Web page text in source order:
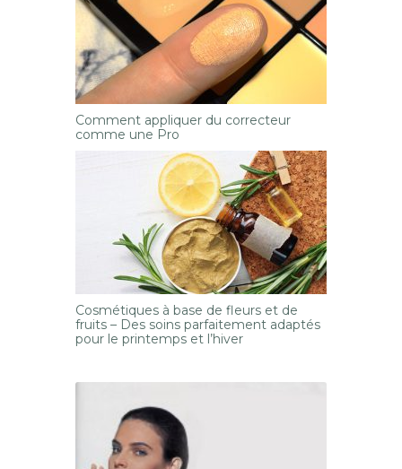
Comment appliquer du correcteur
comme une Pro
Cosmétiques à base de fleurs et de
fruits – Des soins parfaitement adaptés
pour le printemps et l’hiver